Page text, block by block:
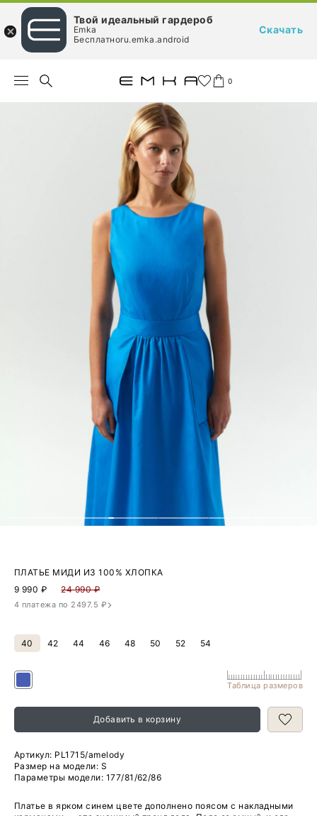
0
ПЛАТЬЕ МИДИ ИЗ 100% ХЛОПКА
9 990 ₽ 24 990 ₽
4 платежа по 2497.5 ₽
40 42 44 46 48 50 52 54
Таблица размеров
Добавить в корзину
Артикул: PL1715/amelody
Размер на модели: S
Параметры модели: 177/81/62/86
Платье в ярком синем цвете дополнено поясом с накладными
Твой идеальный гардероб
Emka
Бесплатноru.emka.android
Скачать